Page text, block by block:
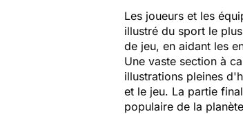
Les joueurs et les
illustré du sport le
de jeu, en aidant les
Une vaste section à
illustrations pleines
et le jeu. La partie
populaire de la